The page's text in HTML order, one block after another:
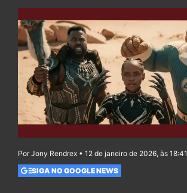
Por Jony Rendrex • 12 de janeiro de 2026, às 18:41
SIGA NO GOOGLE NEWS